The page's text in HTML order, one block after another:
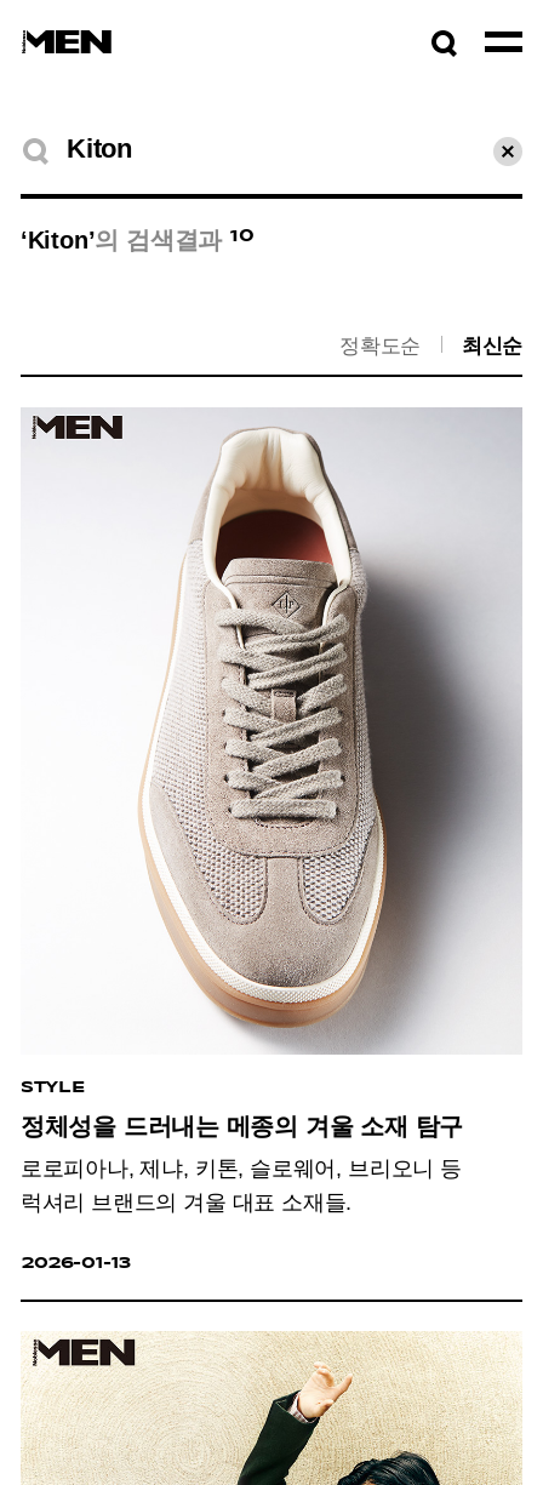
검색결과
초기
‘Kiton’의 검색결과 10
정확도순 최신순
STYLE
정체성을 드러내는 메종의 겨울 소재 탐구
로로피아나, 제냐, 키톤, 슬로웨어, 브리오니 등
럭셔리 브랜드의 겨울 대표 소재들.
2026-01-13